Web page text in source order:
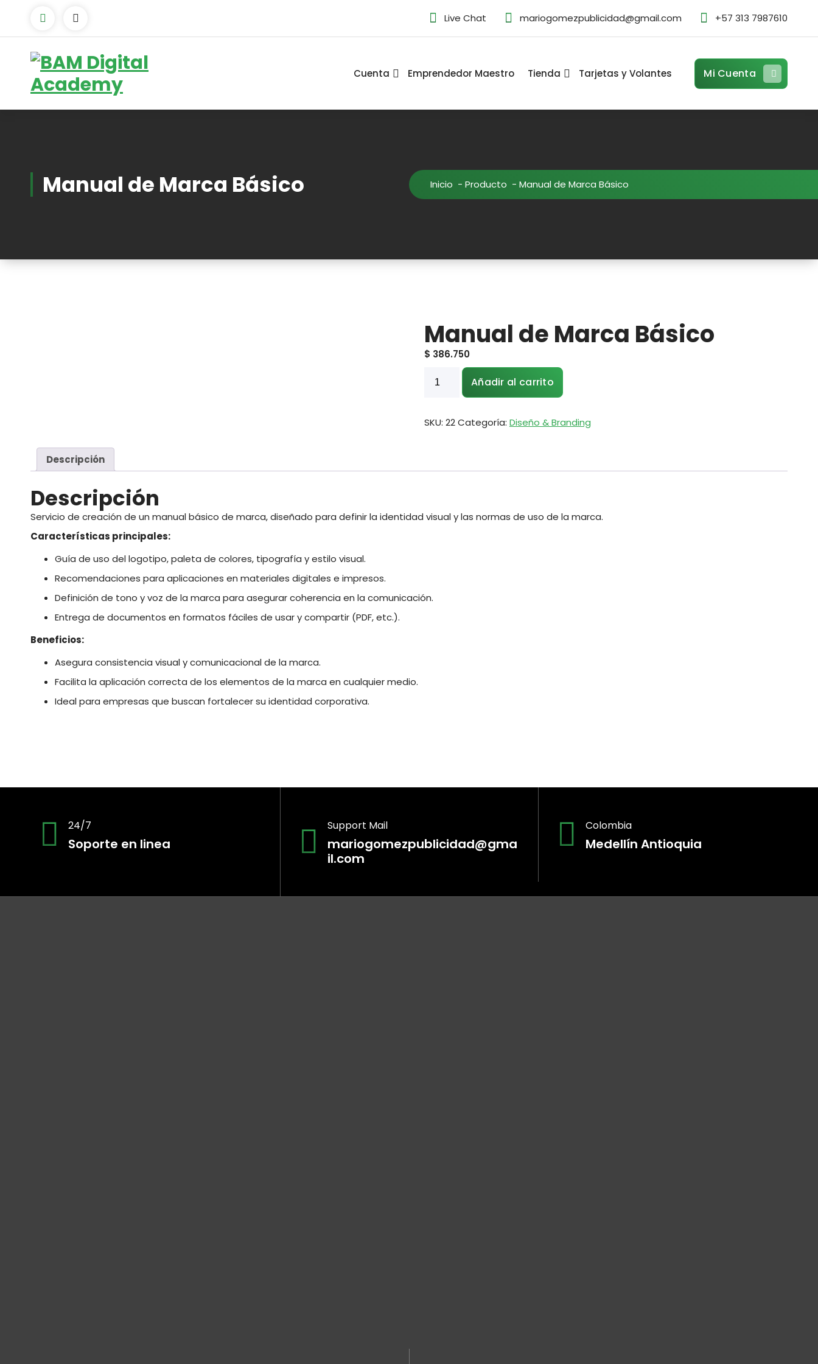
Live Chat mariogomezpublicidad@gmail.com +57 313 7987610
Cuenta Emprendedor Maestro Tienda Tarjetas y Volantes Mi Cuenta
Manual de Marca Básico Inicio - Producto - Manual de Marca Básico
Manual de Marca Básico
$ 386.750
Añadir al carrito
SKU: 22Categoría: Diseño & Branding
Descripción
Descripción
Servicio de creación de un manual básico de marca, diseñado para definir la identidad visual y las normas de uso de la marca.
Características principales:
Guía de uso del logotipo, paleta de colores, tipografía y estilo visual.
Recomendaciones para aplicaciones en materiales digitales e impresos.
Definición de tono y voz de la marca para asegurar coherencia en la comunicación.
Entrega de documentos en formatos fáciles de usar y compartir (PDF, etc.).
Beneficios:
Asegura consistencia visual y comunicacional de la marca.
Facilita la aplicación correcta de los elementos de la marca en cualquier medio.
Ideal para empresas que buscan fortalecer su identidad corporativa.
24/7
Soporte en linea
Support Mail
mariogomezpublicidad@gma
il.com
Colombia
Medellín Antioquia